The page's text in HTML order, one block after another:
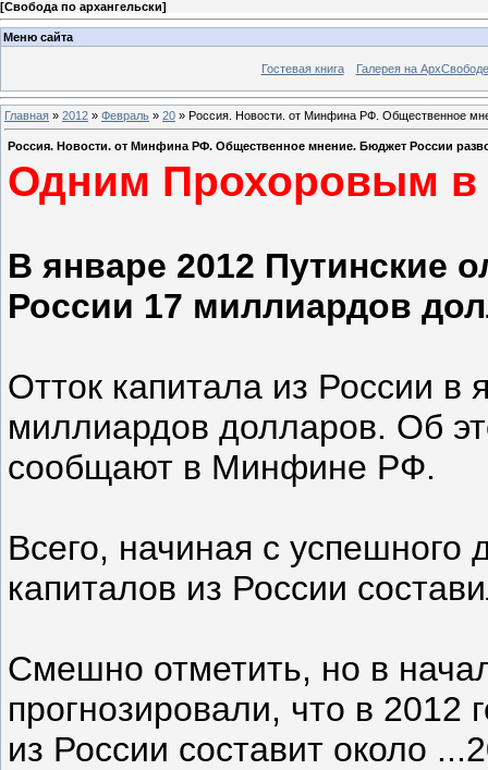
[Свобода по архангельски]
Меню сайта
Гостевая книга Галерея на АрхСвободе
Главная » 2012 » Февраль » 20 » Россия. Новости. от Минфина РФ. Общественное
Россия. Новости. от Минфина РФ. Общественное мнение. Бюджет России
Одним Прохоровым
В январе 2012 Путинские
России 17 миллиардов
Отток капитала из России в
миллиардов долларов. Об
сообщают в Минфине РФ.
Всего, начиная с успешного
капиталов из России
Смешно отметить, но в
прогнозировали, что в 2012
из России составит около